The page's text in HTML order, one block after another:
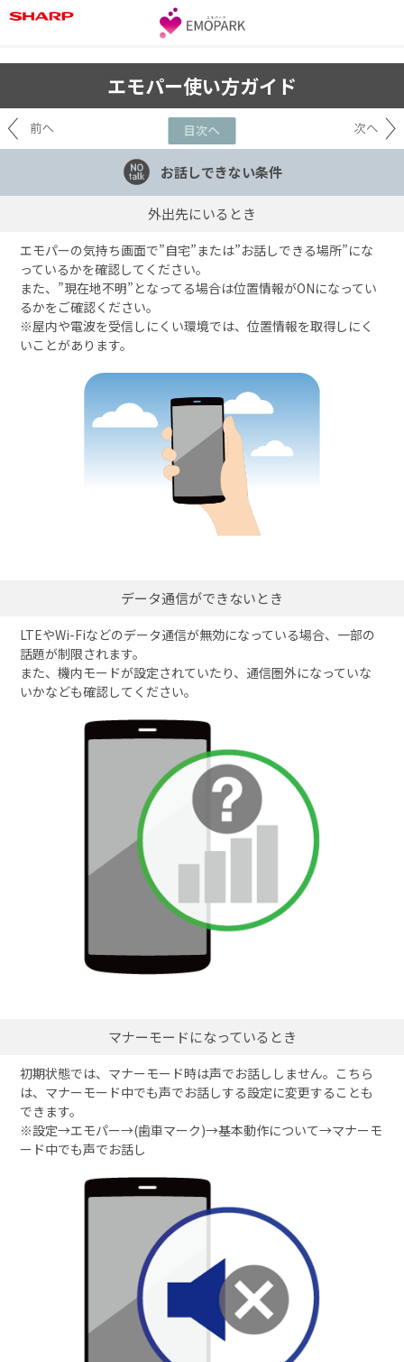
エモパー使い方ガイド
お話しできない条件
外出先にいるとき
エモパーの気持ち画面で”自宅”または”お話しできる場所”にな
っているかを確認してください。
また、”現在地不明”となってる場合は位置情報がONになってい
るかをご確認ください。
※屋内や電波を受信しにくい環境では、位置情報を取得しにく
いことがあります。
データ通信ができないとき
LTEやWi-Fiなどのデータ通信が無効になっている場合、一部の
話題が制限されます。
また、機内モードが設定されていたり、通信圏外になっていな
いかなども確認してください。
マナーモードになっているとき
初期状態では、マナーモード時は声でお話ししません。こちら
は、マナーモード中でも声でお話しする設定に変更することも
できます。
※設定→エモパー→(歯車マーク)→基本動作について→マナーモ
ード中でも声でお話し